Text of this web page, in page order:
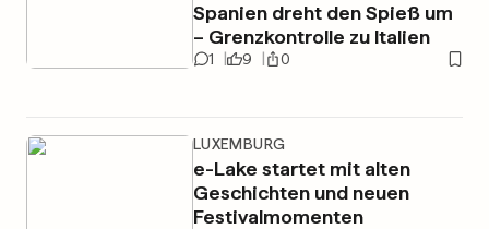
Spanien dreht den Spieß um
– Grenzkontrolle zu Italien
1 9 0
LUXEMBURG
e-Lake startet mit alten
Geschichten und neuen
Festivalmomenten